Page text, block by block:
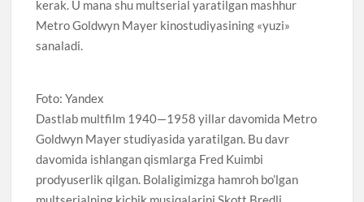
kerak. U mana shu multserial yaratilgan mashhur
Metro Goldwyn Mayer kinostudiyasining «yuzi»
sanaladi.
Foto: Yandex
Dastlab multfilm 1940—1958 yillar davomida Metro
Goldwyn Mayer studiyasida yaratilgan. Bu davr
davomida ishlangan qismlarga Fred Kuimbi
prodyuserlik qilgan. Bolaligimizga hamroh bo’lgan